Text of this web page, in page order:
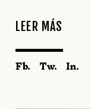
LEER MÁS
Fb. Tw. In.